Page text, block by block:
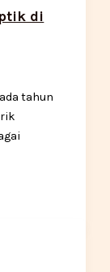
di
tahun